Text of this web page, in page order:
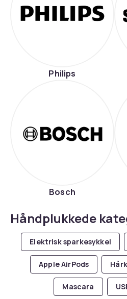
Philips
Bosch
Håndplukkede
Elektrisk sparkesykkel
Apple AirPods
Mascara